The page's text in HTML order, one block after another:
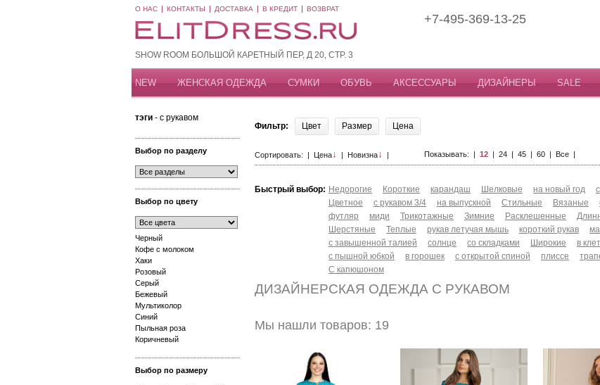
О НАС КОНТАКТЫ ДОСТАВКА В КРЕДИТ ВОЗВРАТ
SHOW ROOM БОЛЬШОЙ КАРЕТНЫЙ ПЕР, Д 20, СТР. 3
+7-495-369-13-25
NEW ЖЕНСКАЯ ОДЕЖДА СУМКИ ОБУВЬ АКСЕССУАРЫ ДИЗАЙНЕРЫ SALE
тэги - с рукавом
Выбор по разделу
Выбор по цвету
Черный
Кофе с молоком
Хаки
Розовый
Серый
Бежевый
Мультиколор
Синий
Пыльная роза
Коричневый
Выбор по размеру
Фильтр: Цвет Размер Цена
Сортировать: | Цена↓ | Новизна↓ | Показывать: | 12 | 24 | 45 | 60 | Все |
Быстрый выбор: Недорогие Короткие карандаш Шелковые на новый год
Цветное
с рукавом 3/4 на выпускной Стильные Вязаные
футляр
миди Трикотажные Зимние Расклешенные
Шерстяные
Теплые рукав летучая мышь короткий рукав
с завышенной талией
солнце со складками Широкие в
с пышной юбкой
в горошек с открытой спиной плиссе
С капюшоном
ДИЗАЙНЕРСКАЯ ОДЕЖДА С РУКАВОМ
Мы нашли товаров: 19